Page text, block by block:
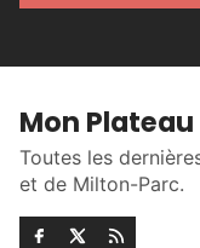
Mon Plateau
Toutes les
et de Milton-Parc.